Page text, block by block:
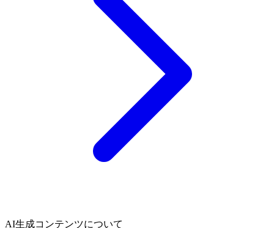
AI生成コンテンツについて